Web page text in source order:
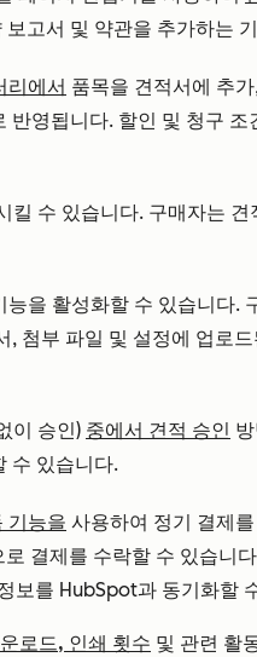
고서 및 약관을 추가하는
리에서 품목을 견적서에 추
반영됩니다. 할인 및 청구 조
킬 수 있습니다. 구매자는 견
능을 활성화할 수 있습니다.
첨부 파일 및 설정에 업로
이 승인) 중에서 견적 승인
수 있습니다.
기능을 사용하여 정기 결제를
결제를 수락할 수 있습니다
보를 HubSpot과 동기화할
로드, 인쇄 횟수 및 관련 활